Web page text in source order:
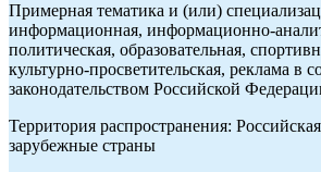
Примерная тематика и (или)
информационная, информационно-
политическая, образовательная,
культурно-просветительская, реклама в
законодательством Российской
Территория распространения:
зарубежные страны